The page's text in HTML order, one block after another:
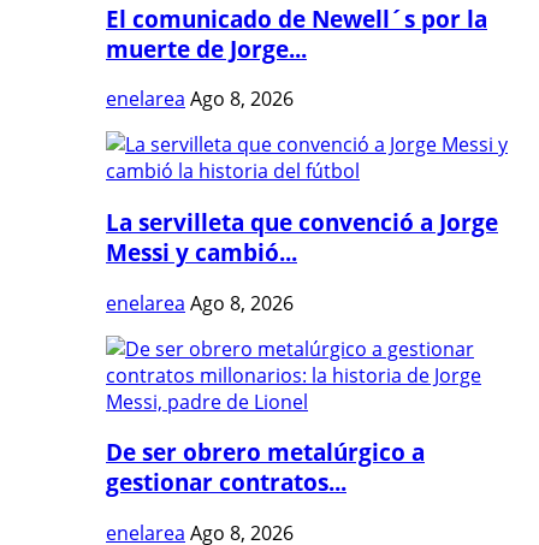
El comunicado de Newell´s por la
muerte de Jorge...
enelarea Ago 8, 2026
La servilleta que convenció a Jorge
Messi y cambió...
enelarea Ago 8, 2026
De ser obrero metalúrgico a
gestionar contratos...
enelarea Ago 8, 2026